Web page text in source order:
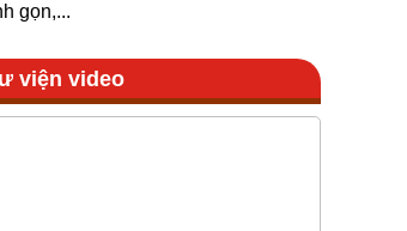
gọn,...
viện video